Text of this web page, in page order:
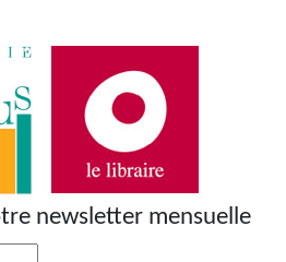
newsletter mensuelle